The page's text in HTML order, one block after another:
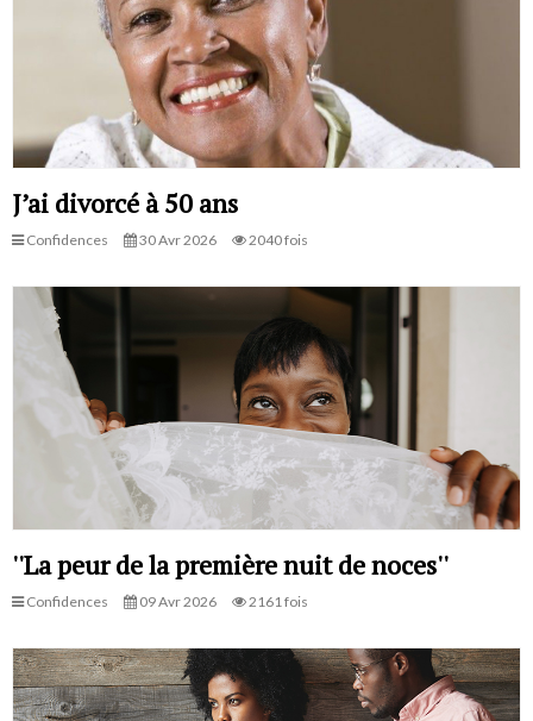
J’ai divorcé à 50 ans
Confidences 30 Avr 2026 2040 fois
''La peur de la première nuit de noces''
Confidences 09 Avr 2026 2161 fois